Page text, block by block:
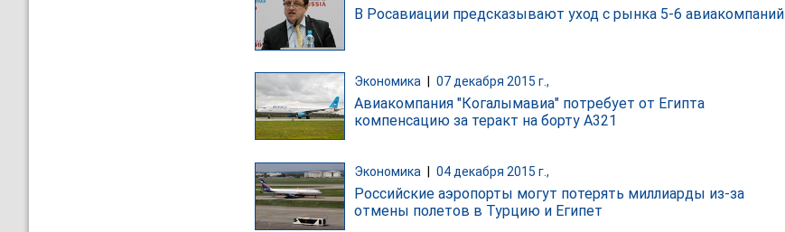
В Росавиации предсказывают уход с рынка 5-6 авиакомпаний
Экономика 07 декабря 2015 г.,
Авиакомпания "Когалымавиа" потребует от Египта
компенсацию за теракт на борту A321
Экономика 04 декабря 2015 г.,
Российские аэропорты могут потерять миллиарды из-за
отмены полетов в Турцию и Египет